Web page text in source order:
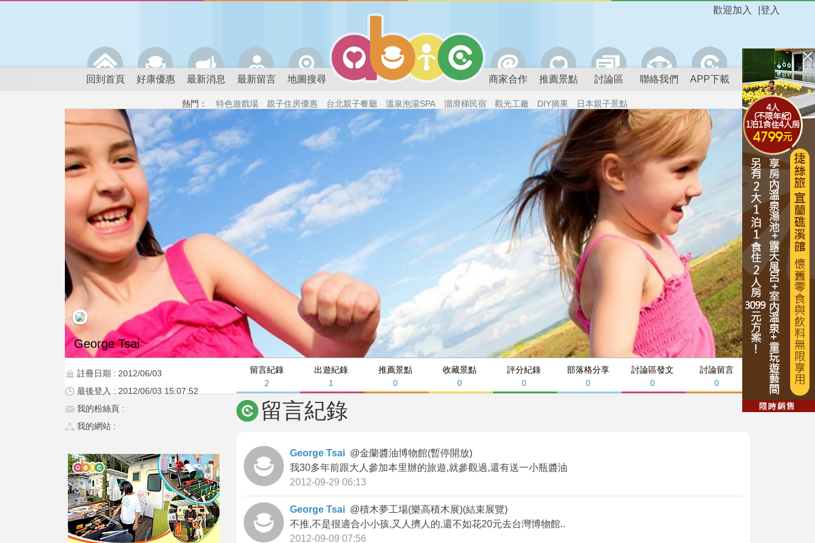
登入
歡迎加入
回到首頁 好康優惠 最新消息 最新留言 地圖搜尋 商家合作 推薦景點 討論區 聯絡我們 APP下載
熱門： 特色遊戲場 親子住房優惠 台北親子餐廳 溫泉泡湯SPA 溜滑梯民宿 觀光工廠 DIY摘果 日本親子景點
留言紀錄
2
出遊紀錄
1
推薦景點
0
收藏景點
0
評分紀錄
0
部落格分享
0
討論區發文
0
討論留言
0
George Tsai
註冊日期 : 2012/06/03
最後登入 : 2012/06/03 15:07:52
我的粉絲頁 :
我的網站 :
留言紀錄
George Tsai @金蘭醬油博物館(暫停開放)
我30多年前跟大人參加本里辦的旅遊,就參觀過,還有送一小瓶醬油
2012-09-29 06:13
George Tsai @積木夢工場(樂高積木展)(結束展覽)
不推,不是很適合小小孩,又人擠人的,還不如花20元去台灣博物館..
2012-09-09 07:56